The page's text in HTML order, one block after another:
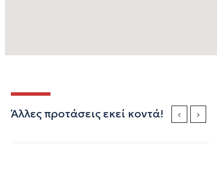
Άλλες προτάσεις εκεί κοντά! Previous Slide
Next